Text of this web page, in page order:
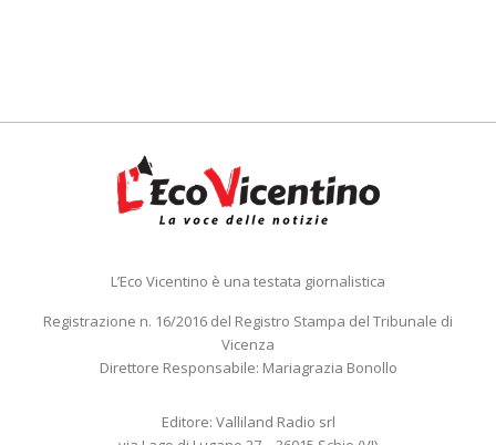
L’Eco Vicentino è una testata giornalistica
Registrazione n. 16/2016 del Registro Stampa del Tribunale di
Vicenza
Direttore Responsabile: Mariagrazia Bonollo
Editore: Valliland Radio srl